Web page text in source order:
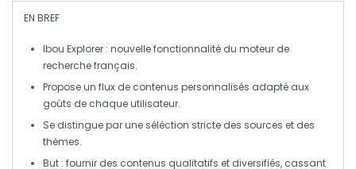
EN BREF
Ibou Explorer : nouvelle fonctionnalité du moteur de
recherche français.
Propose un flux de contenus personnalisés adapté aux
goûts de chaque utilisateur.
Se distingue par une séléction stricte des sources et des
thèmes.
But : fournir des contenus qualitatifs et diversifiés, cassant